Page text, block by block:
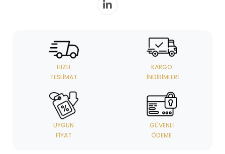
HIZLI
TESLIMAT
KARGO
İNDIRIMLERI
UYGUN
FIYAT
GÜVENLI
ÖDEME